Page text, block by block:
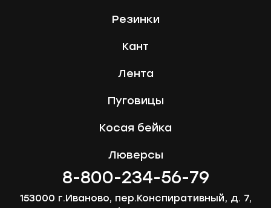
Резинки
Кант
Лента
Пуговицы
Косая бейка
Люверсы
8-800-234-56-79
153000 г.Иваново, пер.Конспиративный, д. 7,